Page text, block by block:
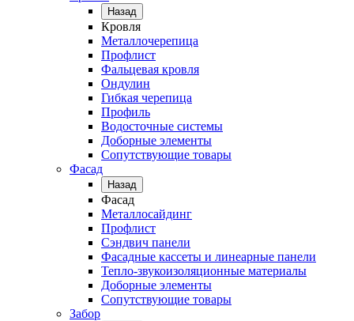
Назад
Кровля
Металлочерепица
Профлист
Фальцевая кровля
Ондулин
Гибкая черепица
Профиль
Водосточные системы
Доборные элементы
Сопутствующие товары
Фасад
Назад
Фасад
Металлосайдинг
Профлист
Сэндвич панели
Фасадные кассеты и линеарные панели
Тепло-звукоизоляционные материалы
Доборные элементы
Сопутствующие товары
Забор